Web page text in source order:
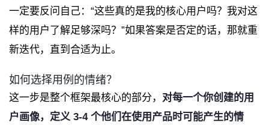
一定要反问自己：“这些真的是我的核心用户吗？我对这
样的用户了解足够深吗？”如果答案是否定的话，那就重
新迭代，直到合适为止。
如何选择用例的情绪？
这一步是整个框架最核心的部分， 对每一个你创建的用
户画像，定义 3-4 个他们在使用产品时可能产生的情